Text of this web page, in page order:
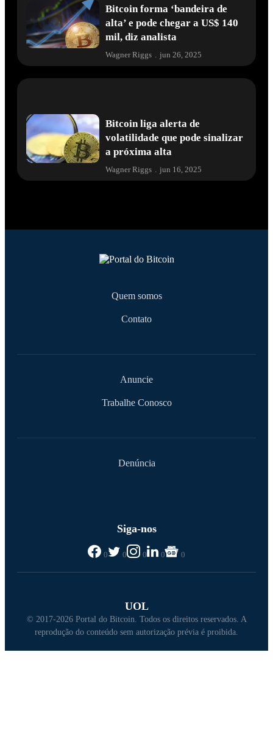
Bitcoin forma ‘bandeira de
alta’ e pode chegar a US$ 140
mil, diz analista
Wagner Riggs . jun 26, 2025
Bitcoin liga alerta de
volatilidade que pode sinalizar
a próxima alta
Wagner Riggs jun 16, 2025
Quem somos
Contato
Anuncie
Trabalhe Conosco
Denúncia
Siga-nos
0 0 0 0 0
UOL
© 2017-2026 Portal do Bitcoin. Todos os direitos reservados. A
reprodução do conteúdo sem autorização prévia é proibida.